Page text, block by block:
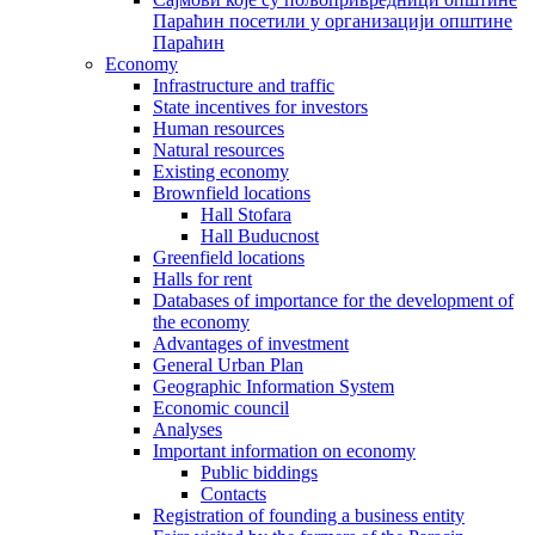
Параћин посетили у организацији општине
Параћин
Economy
Infrastructure and traffic
State incentives for investors
Human resources
Natural resources
Existing economy
Brownfield locations
Hall Stofara
Hall Buducnost
Greenfield locations
Halls for rent
Databases of importance for the development of
the economy
Advantages of investment
General Urban Plan
Geographic Information System
Еconomic council
Analyses
Important information on economy
Public biddings
Contacts
Registration of founding a business entity